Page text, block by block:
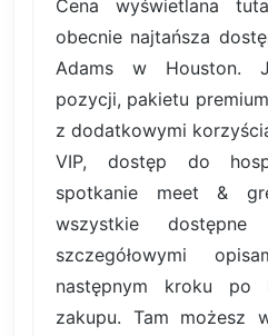
Cena wyświetlana
obecnie najtańsza
Adams w Houston.
pozycji, pakietu
z dodatkowymi
VIP, dostęp do
spotkanie meet &
wszystkie
szczegółowymi
następnym kroku po
zakupu. Tam możesz